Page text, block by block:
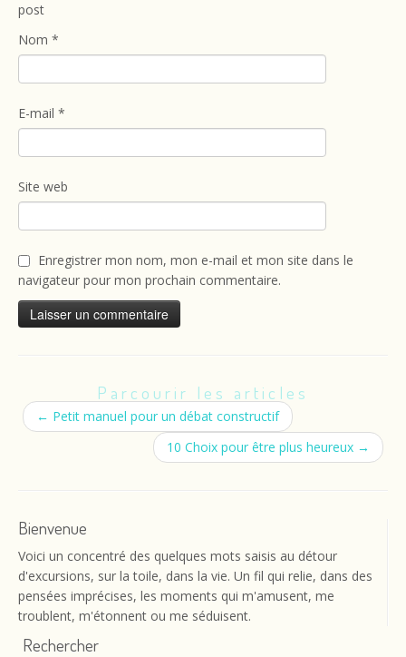
post
Nom *
E-mail *
Site web
Enregistrer mon nom, mon e-mail et mon site dans le
navigateur pour mon prochain commentaire.
Parcourir les articles
← Petit manuel pour un débat constructif
10 Choix pour être plus heureux →
Bienvenue
Voici un concentré des quelques mots saisis au détour
d'excursions, sur la toile, dans la vie. Un fil qui relie, dans des
pensées imprécises, les moments qui m'amusent, me
troublent, m'étonnent ou me séduisent.
Rechercher